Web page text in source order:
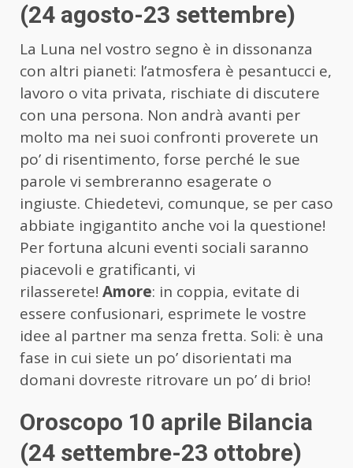
(24 agosto-23 settembre)
La Luna nel vostro segno è in dissonanza
con altri pianeti: l’atmosfera è pesantucci e,
lavoro o vita privata, rischiate di discutere
con una persona. Non andrà avanti per
molto ma nei suoi confronti proverete un
po’ di risentimento, forse perché le sue
parole vi sembreranno esagerate o
ingiuste. Chiedetevi, comunque, se per caso
abbiate ingigantito anche voi la questione!
Per fortuna alcuni eventi sociali saranno
piacevoli e gratificanti, vi
rilasserete! Amore: in coppia, evitate di
essere confusionari, esprimete le vostre
idee al partner ma senza fretta. Soli: è una
fase in cui siete un po’ disorientati ma
domani dovreste ritrovare un po’ di brio!
Oroscopo 10 aprile Bilancia
(24 settembre-23 ottobre)